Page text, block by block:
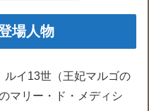
場人物
ルイ13世（王妃マルゴの
マリー・ド・メディシ